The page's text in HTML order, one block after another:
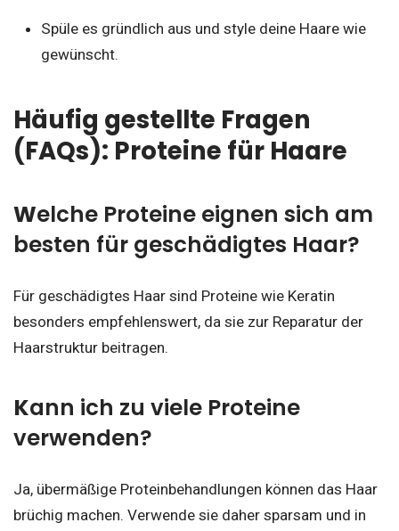
Spüle es gründlich aus und style deine Haare wie
gewünscht.
Häufig gestellte Fragen
(FAQs): Proteine für Haare
Welche Proteine eignen sich am
besten für geschädigtes Haar?
Für geschädigtes Haar sind Proteine wie Keratin
besonders empfehlenswert, da sie zur Reparatur der
Haarstruktur beitragen.
Kann ich zu viele Proteine
verwenden?
Ja, übermäßige Proteinbehandlungen können das Haar
brüchig machen. Verwende sie daher sparsam und in